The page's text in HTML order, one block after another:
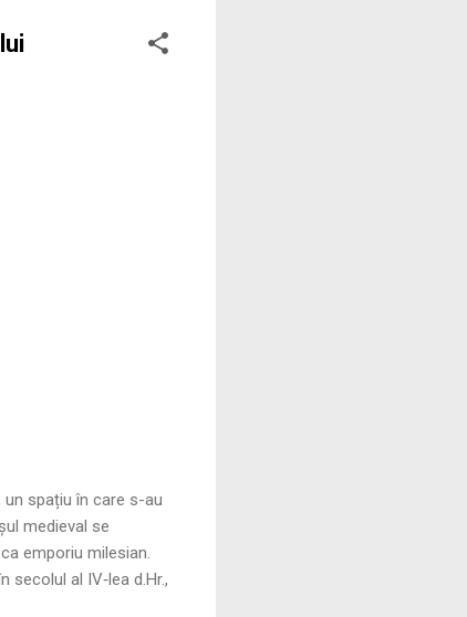
spațiu în care s-au
medieval se
emporiu milesian.
al IV‑lea d.Hr.,